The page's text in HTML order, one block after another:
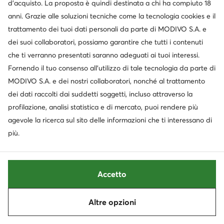
Le informazioni sui possibili trasferimenti dei
tuoi Dati Personali verso paesi terzi (al di fuori
dello Spazio Economico Europeo) sono descritte
in dettaglio al punto VII della presente
Informativa.
I tuoi diritti relativi al trattamento dei tuoi Dati
Personali sono descritti dettagliatamente al
punto VIII della presente Informativa.
6. PROFILI SUI SOCIAL MEDIA
Il Titolare del trattamento dei tuoi Dati
presente Informativa.
I tuoi Dati Personali, tra cui quelli che lasci
visitando i nostri profili nei social media (ad es.
commenti, likes, identificatori online), sono o
possono essere trattati per le seguenti finalità:
a)attività di marketing, di analisi e
d’acquisto. La proposta è quindi destinata a chi ha compiuto 18
anni. Grazie alle soluzioni tecniche come la tecnologia cookies e il
trattamento dei tuoi dati personali da parte di MODIVO S.A. e
dei suoi collaboratori, possiamo garantire che tutti i contenuti
che ti verranno presentati saranno adeguati ai tuoi interessi.
Fornendo il tuo consenso all’utilizzo di tale tecnologia da parte di
MODIVO S.A. e dei nostri collaboratori, nonché al trattamento
dei dati raccolti dai suddetti soggetti, incluso attraverso la
profilazione, analisi statistica e di mercato, puoi rendere più
agevole la ricerca sul sito delle informazioni che ti interessano di
più.
Altre opzioni
Accetto